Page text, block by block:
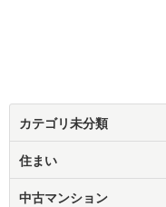
カテゴリ未分類
住まい
中古マンション